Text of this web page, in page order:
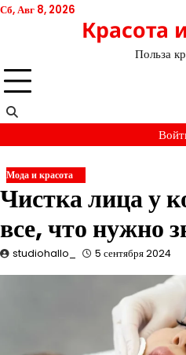
Перейти
Сб, Авг 8, 2026
Красота
Польза
Мода и красота
Чистка лица у
все, что нужно
studiohallo_ 5 сентября 2024